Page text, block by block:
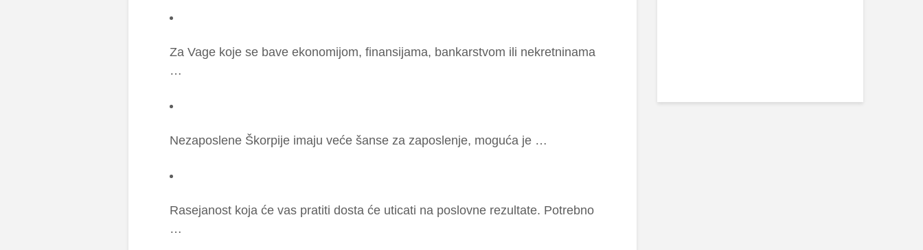
Za Va­ge ko­je se ba­ve eko­no­mi­jom, fi­nan­si­ja­ma, ban­ka­r­stvom ili ne­kre­t­ni­na­ma
…
Ne­za­po­sle­ne Ško­r­pi­je ima­ju ve­će šan­se za za­po­sle­nje, mo­gu­ća je …
Ra­se­ja­nost ko­ja će vas pra­ti­ti dos­ta će uti­ca­ti na po­slov­ne re­zu­l­ta­te. Po­tre­b­no
…